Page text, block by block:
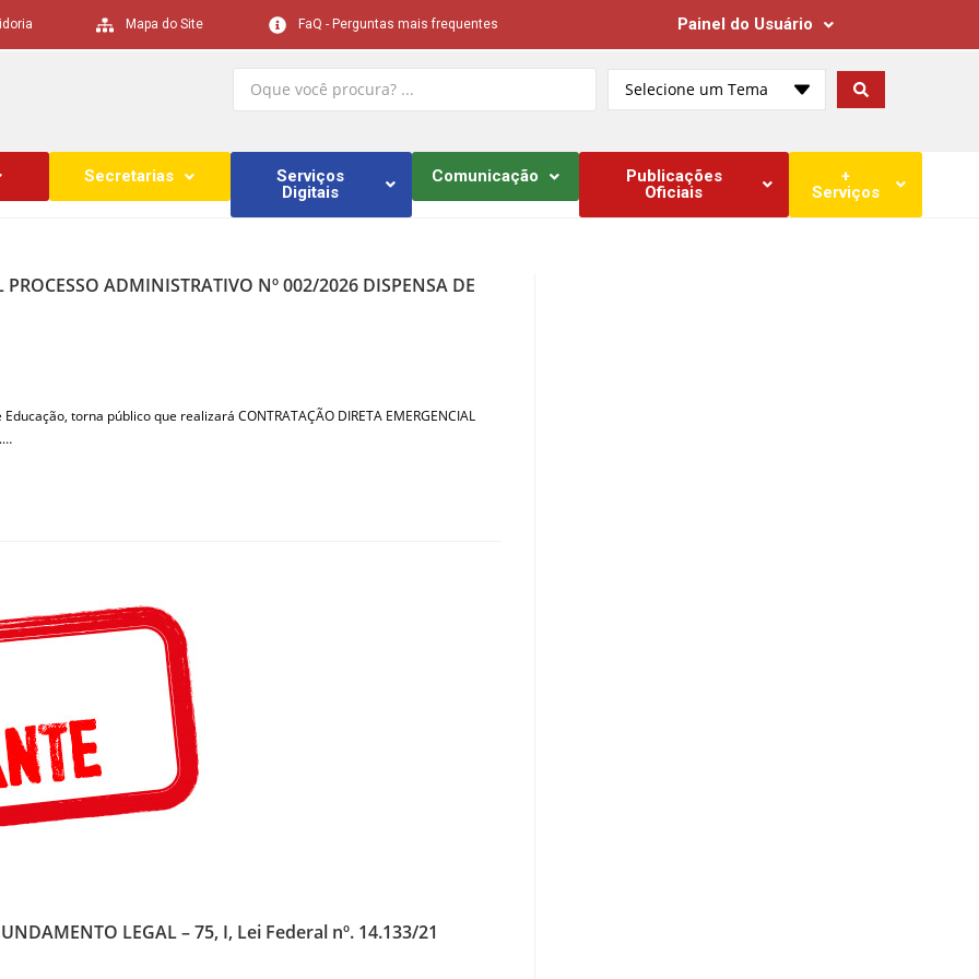
Mapa do Site FaQ - Perguntas mais frequentes Painel do Usuário
Selecione um Tema
Secretarias
Serviços
Digitais
Comunicação
Publicações
Oficiais
+
Serviços
ADMINISTRATIVO Nº 002/2026 DISPENSA DE
torna público que realizará CONTRATAÇÃO DIRETA EMERGENCIAL
LEGAL – 75, I, Lei Federal nº. 14.133/21